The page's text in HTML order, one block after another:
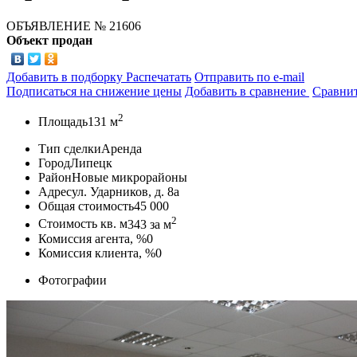
ОБЪЯВЛЕНИЕ № 21606
Объект продан
Добавить в подборку Распечатать Отправить по e-mail
Подписаться на снижение цены Добавить в сравнение
Площадь131 м2
Тип сделкиАренда
ГородЛипецк
РайонНовые микрорайоны
Адресул. Ударников, д. 8а
Общая стоимость45 000
Стоимость кв. м343 за м2
Комиссия агента, %0
Комиссия клиента, %0
Фотографии